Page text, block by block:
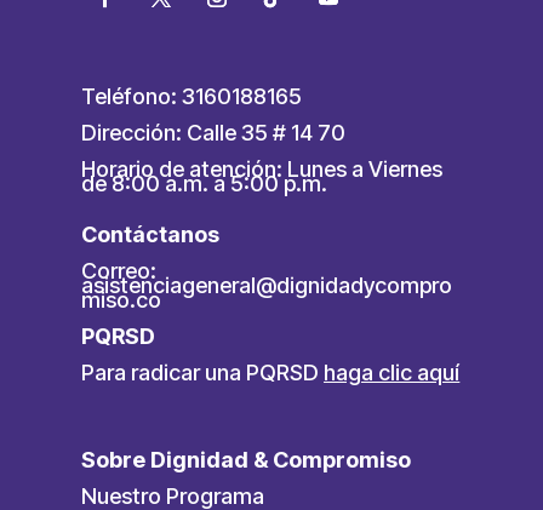
Teléfono: 3160188165
Dirección: Calle 35 # 14 70
Horario de atención: Lunes a Viernes
de 8:00 a.m. a 5:00 p.m.
Contáctanos
Correo:
asistenciageneral@dignidadycompro
miso.co
PQRSD
Para radicar una PQRSD haga clic aquí
Sobre Dignidad & Compromiso
Nuestro Programa